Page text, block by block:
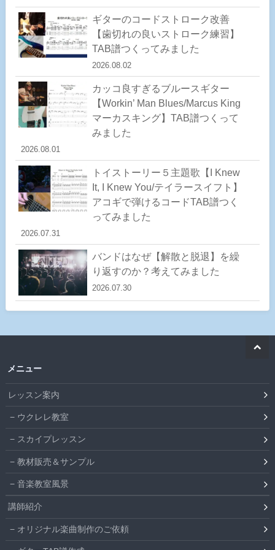
ギターのコードストローク改善
【歯切れの良いストローク練習】
TAB譜つくってみました
2026.08.02
カッコ良すぎるブルースギター
【Workin’ Man Blues/Marcus King
マーカスキング】TAB譜つくって
みました
2026.08.01
トイストーリー５主題歌【I Knew
It, I Knew You/テイラースイフト】
アコギで弾けるコードTAB譜つく
ってみました
2026.07.31
バンドはなぜ【解散と脱退】を繰
り返すのか？考えてみました
2026.07.30
メニュー
レッスン案内
ウクレレ教室
スカイプレッスン
教材販売＆サンプル
音楽教室風景
講師紹介
オリジナル楽曲制作のご依頼